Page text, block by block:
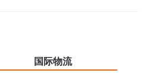
国际物流